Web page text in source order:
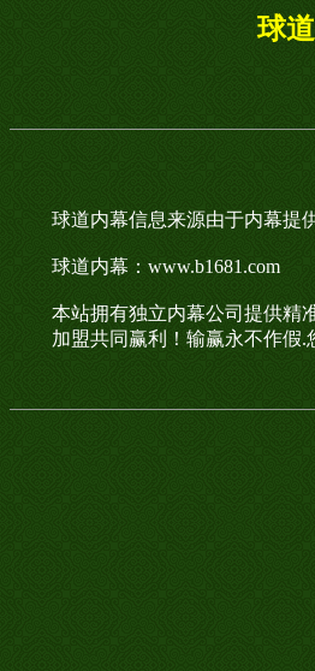
球
球道内幕信息来源由于内幕提
球道内幕：www.b1681.com
本站拥有独立内幕公司提供精
加盟共同赢利！输赢永不作假